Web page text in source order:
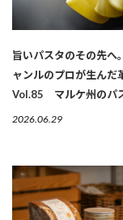
旨いパスタのその先へ
ャンルのプロが生んだ
Vol.85 マルケ州のパ
2026.06.29